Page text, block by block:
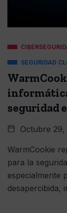
SEGURIDAD
seguridad
Octubre
WarmCookie
para la
especialmente
desapercibida,